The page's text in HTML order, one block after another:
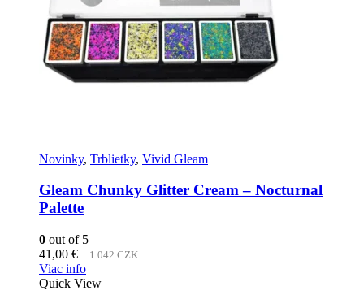
Novinky, Trblietky, Vivid Gleam
Gleam Chunky Glitter Cream – Nocturnal
Palette
0 out of 5
41,00 € 1 042 CZK
Viac info
Quick View